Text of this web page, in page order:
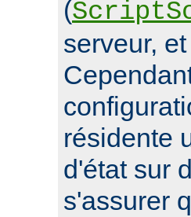
(
serveur,
résidente
d'état sur
s'assurer